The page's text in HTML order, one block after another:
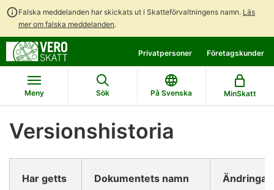
Falska meddelanden har skickats ut i Skatteförvaltningens namn. Läs
mer om falska meddelanden.
direkt
till
innehållet
till
hela
webbplatsens
sökning
Privatpersoner Företagskunder
Meny Sök På Svenska MinSkatt
Versionshistoria
Har getts Dokumentets namn Ändringar